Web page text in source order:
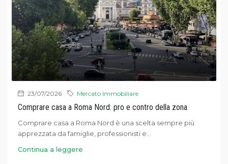
23/07/2026 Mercato Immobiliare
Comprare casa a Roma Nord: pro e contro della zona
Comprare casa a Roma Nord è una scelta sempre più
apprezzata da famiglie, professionisti e...
Continua a leggere